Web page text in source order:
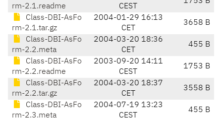
rm-2.1.readme
CEST
Class-DBI-AsFo
rm-2.1.tar.gz
2004-01-29 16:13
CET
3658 B
Class-DBI-AsFo
rm-2.2.meta
2004-03-20 18:36
CET
455 B
Class-DBI-AsFo
rm-2.2.readme
2003-09-20 14:11
CEST
1753 B
Class-DBI-AsFo
rm-2.2.tar.gz
2004-03-20 18:37
CET
3558 B
Class-DBI-AsFo
rm-2.3.meta
2004-07-19 13:23
CEST
455 B